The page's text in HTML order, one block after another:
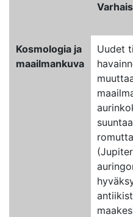
Kosmologia ja
maailmankuva
Uudet